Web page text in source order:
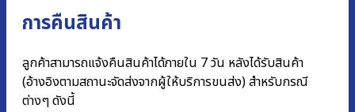
การคืนสินค้า
ลูกค้าสามารถแจ้งคืนสินค้าได้ภายใน 7 วัน หลังได้รับสินค้า
(อ้างอิงตามสถานะจัดส่งจากผู้ให้บริการขนส่ง) สำหรับกรณี
ต่างๆ ดังนี้